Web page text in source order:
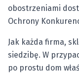
obostrzeniami
Ochrony
Jak każda firma,
siedzibę. W
po prostu dom